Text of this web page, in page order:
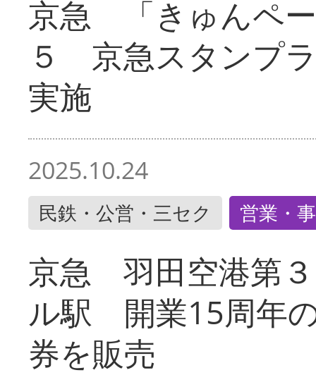
京急 「きゅんペ
５ 京急スタンプ
実施
2025.10.24
民鉄・公営・三セク 営業・
京急 羽田空港第
ル駅 開業15周年
券を販売